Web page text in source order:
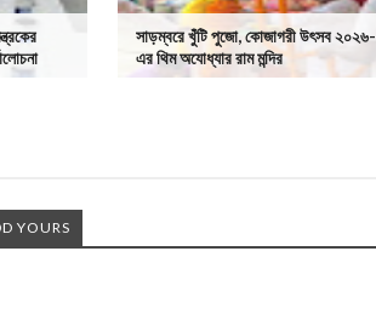
সাড়ম্বরে খুঁটি পুজো, কোজাগরী উৎসব ২০২৬-
এর থিম অযোধ্যার রাম মন্দির
YOURS